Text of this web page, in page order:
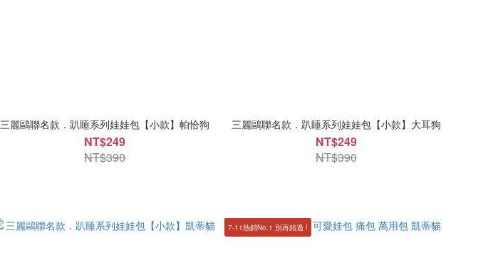
三麗鷗聯名款．趴睡系列娃娃包【小款】帕恰狗
NT$249
NT$390
三麗鷗聯名款．趴睡系列娃娃包【小款】大耳狗
NT$249
NT$390
7-11熱銷No.1 別再錯過 !